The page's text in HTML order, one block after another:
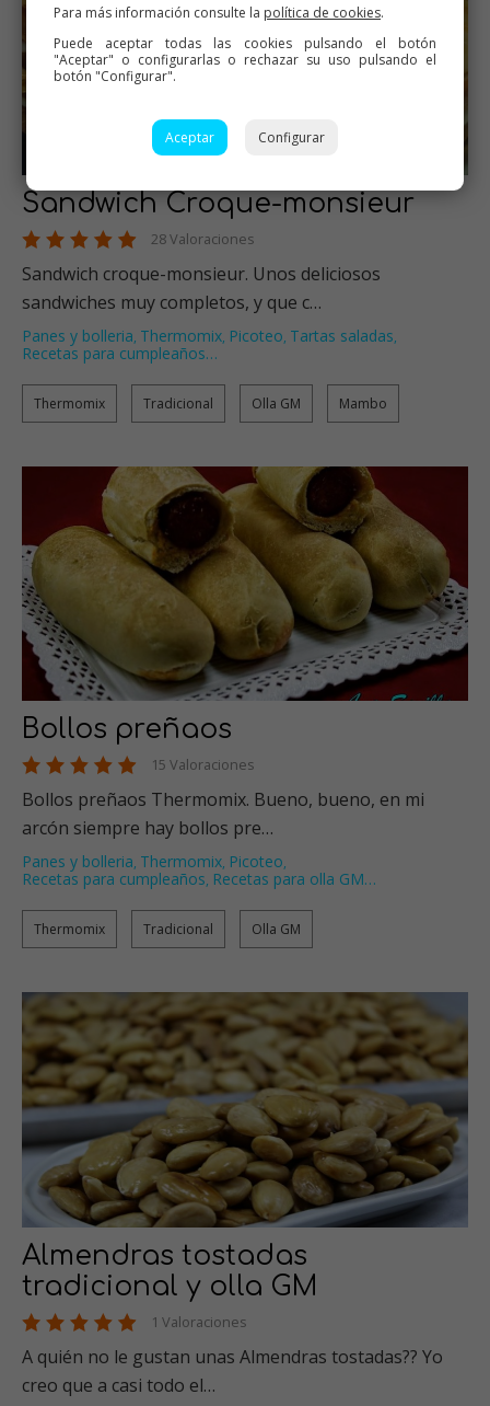
Sandwich Croque-monsieur
28 Valoraciones
Sandwich croque-monsieur. Unos deliciosos
sandwiches muy completos, y que c…
Panes y bolleria, Thermomix, Picoteo, Tartas saladas,
Recetas para cumpleaños…
Thermomix Tradicional Olla GM Mambo
Bollos preñaos
15 Valoraciones
Bollos preñaos Thermomix. Bueno, bueno, en mi
arcón siempre hay bollos pre…
Panes y bolleria, Thermomix, Picoteo,
Recetas para cumpleaños, Recetas para olla GM…
Thermomix Tradicional Olla GM
Almendras tostadas
tradicional y olla GM
1 Valoraciones
A quién no le gustan unas Almendras tostadas?? Yo
creo que a casi todo el…
Para más información consulte la política de cookies.
Puede aceptar todas las cookies pulsando el botón
"Aceptar" o configurarlas o rechazar su uso pulsando el
botón "Configurar".
Aceptar Configurar